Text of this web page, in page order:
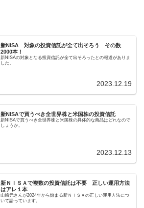
新NISA 対象の投資信託が全て出そろう その数
2000本！
新NISAの対象となる投資信託が全て出そろったとの報道がありま
した。
2023.12.19
新NISAで買うべき全世界株と米国株の投資信託
新NISAで買うべき全世界株と米国株の具体的な商品はどれなので
しょうか。
2023.12.13
新ＮＩＳＡで複数の投資信託は不要 正しい運用方法
はアレ１本
山崎元さんが2024年から始まる新ＮＩＳＡの正しい運用方法につ
いて語っています。